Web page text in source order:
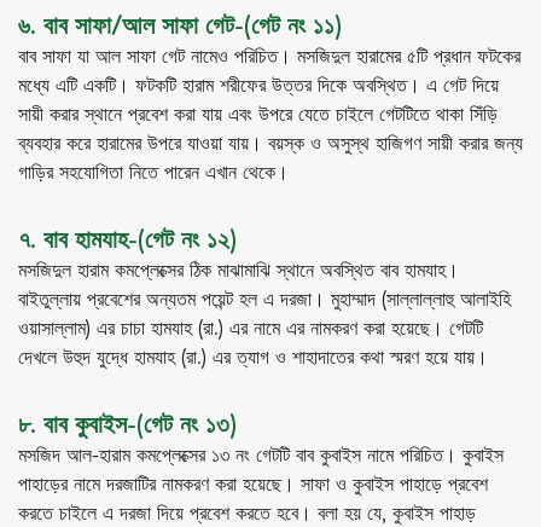
৬. বাব সাফা/আল সাফা গেট-(গেট নং ১১)
বাব সাফা যা আল সাফা গেট নামেও পরিচিত। মসজিদুল হারামের ৫টি প্রধান ফটকের
মধ্যে এটি একটি। ফটকটি হারাম শরীফের উত্তর দিকে অবস্থিত। এ গেট দিয়ে
সায়ী করার স্থানে প্রবেশ করা যায় এবং উপরে যেতে চাইলে গেটটিতে থাকা সিঁড়ি
ব্যবহার করে হারামের উপরে যাওয়া যায়। বয়স্ক ও অসুস্থ হাজিগণ সায়ী করার জন্য
গাড়ির সহযোগিতা নিতে পারেন এখান থেকে।
৭. বাব হামযাহ-(গেট নং ১২)
মসজিদুল হারাম কমপ্লেক্সের ঠিক মাঝামাঝি স্থানে অবস্থিত বাব হামযাহ।
বাইতুল্লায় প্রবেশের অন্যতম পয়েন্ট হল এ দরজা। মুহাম্মাদ (সাল্লাল্লাহু আলাইহি
ওয়াসাল্লাম) এর চাচা হামযাহ (রা.) এর নামে এর নামকরণ করা হয়েছে। গেটটি
দেখলে উহুদ যুদ্ধে হামযাহ (রা.) এর ত্যাগ ও শাহাদাতের কথা স্মরণ হয়ে যায়।
৮. বাব কুবাইস-(গেট নং ১৩)
মসজিদ আল-হারাম কমপ্লেক্সের ১৩ নং গেটটি বাব কুবাইস নামে পরিচিত। কুবাইস
পাহাড়ের নামে দরজাটির নামকরণ করা হয়েছে। সাফা ও কুবাইস পাহাড়ে প্রবেশ
করতে চাইলে এ দরজা দিয়ে প্রবেশ করতে হবে। বলা হয় যে, কুবাইস পাহাড়